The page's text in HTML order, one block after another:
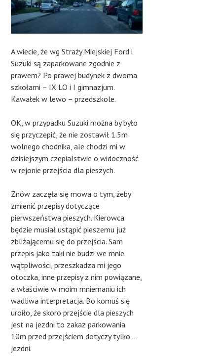
A wiecie, że wg Straży Miejskiej Ford i
Suzuki są zaparkowane zgodnie z
prawem? Po prawej budynek z dwoma
szkołami – IX LO i I gimnazjum.
Kawałek w lewo – przedszkole.
OK, w przypadku Suzuki można by było
się przyczepić, że nie zostawił 1.5m
wolnego chodnika, ale chodzi mi w
dzisiejszym czepialstwie o widoczność
w rejonie przejścia dla pieszych.
Znów zaczęła się mowa o tym, żeby
zmienić przepisy dotyczące
pierwszeństwa pieszych. Kierowca
będzie musiał ustąpić pieszemu już
zbliżającemu się do przejścia. Sam
przepis jako taki nie budzi we mnie
wątpliwości, przeszkadza mi jego
otoczka, inne przepisy z nim powiązane,
a właściwie w moim mniemaniu ich
wadliwa interpretacja. Bo komuś się
uroiło, że skoro przejście dla pieszych
jest na jezdni to zakaz parkowania
10m przed przejściem dotyczy tylko …
jezdni.